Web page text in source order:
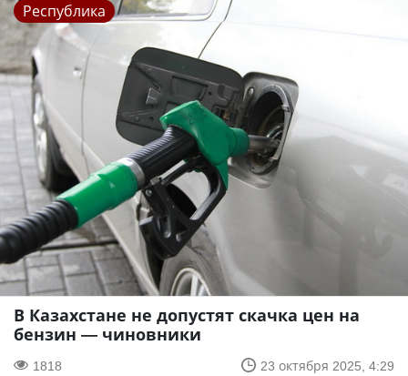
Республика
В Казахстане не допустят скачка цен на
бензин — чиновники
1818 23 октября 2025, 4:29